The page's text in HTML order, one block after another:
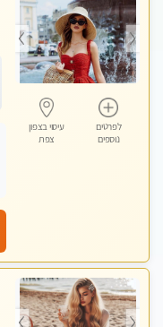
לפרטים
נוספים
עיסוי בצפון
צפת